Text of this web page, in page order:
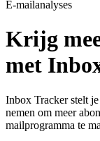
E-mailanalyses
Krijg
met
Inbox Tracker stelt je
nemen om meer
mailprogramma te